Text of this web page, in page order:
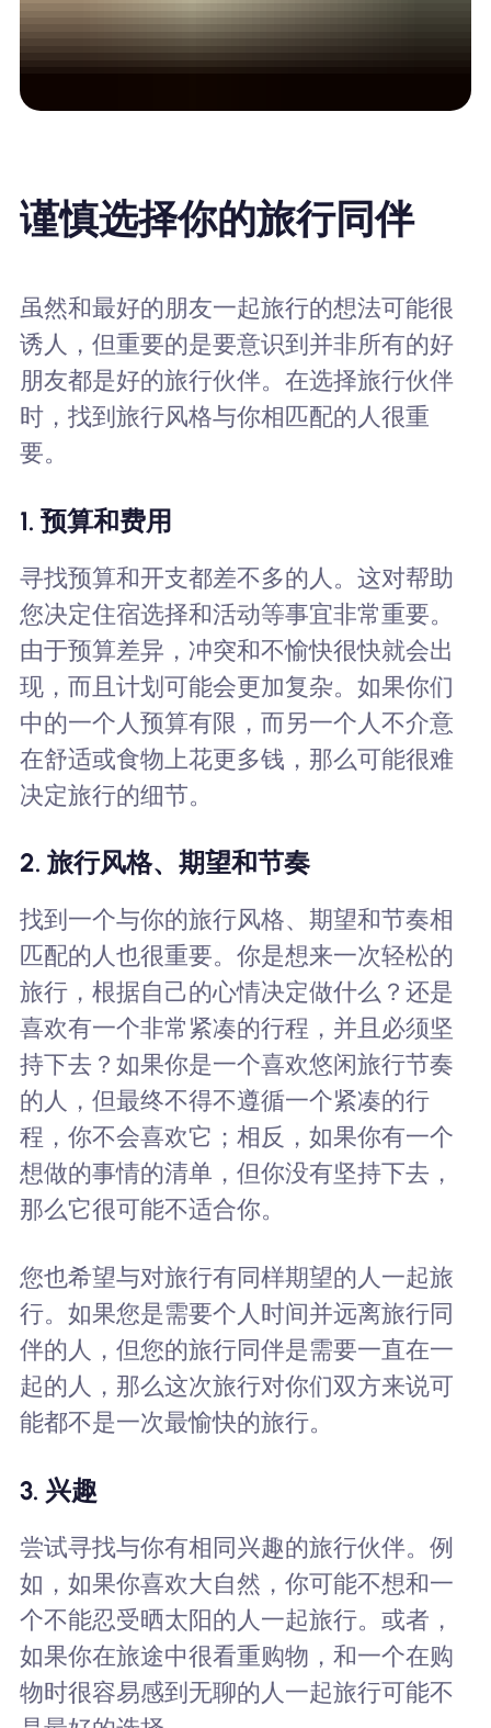
谨慎选择你的旅行同伴
虽然和最好的朋友一起旅行的想法可能很
诱人，但重要的是要意识到并非所有的好
朋友都是好的旅行伙伴。在选择旅行伙伴
时，找到旅行风格与你相匹配的人很重
要。
1. 预算和费用
寻找预算和开支都差不多的人。这对帮助
您决定住宿选择和活动等事宜非常重要。
由于预算差异，冲突和不愉快很快就会出
现，而且计划可能会更加复杂。如果你们
中的一个人预算有限，而另一个人不介意
在舒适或食物上花更多钱，那么可能很难
决定旅行的细节。
2. 旅行风格、期望和节奏
找到一个与你的旅行风格、期望和节奏相
匹配的人也很重要。你是想来一次轻松的
旅行，根据自己的心情决定做什么？还是
喜欢有一个非常紧凑的行程，并且必须坚
持下去？如果你是一个喜欢悠闲旅行节奏
的人，但最终不得不遵循一个紧凑的行
程，你不会喜欢它；相反，如果你有一个
想做的事情的清单，但你没有坚持下去，
那么它很可能不适合你。
您也希望与对旅行有同样期望的人一起旅
行。如果您是需要个人时间并远离旅行同
伴的人，但您的旅行同伴是需要一直在一
起的人，那么这次旅行对你们双方来说可
能都不是一次最愉快的旅行。
3. 兴趣
尝试寻找与你有相同兴趣的旅行伙伴。例
如，如果你喜欢大自然，你可能不想和一
个不能忍受晒太阳的人一起旅行。或者，
如果你在旅途中很看重购物，和一个在购
物时很容易感到无聊的人一起旅行可能不